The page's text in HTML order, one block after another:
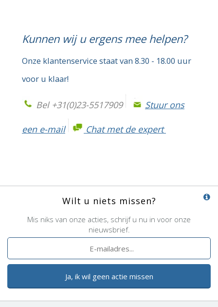
Kunnen wij u ergens mee helpen?
Onze klantenservice staat van 8.30 - 18.00 uur
voor u klaar!
Bel +31(0)23-5517909 Stuur ons
een e-mail Chat met de expert
Wilt u niets missen?
Mis niks van onze acties, schrijf u nu in voor onze
nieuwsbrief.
Ja, ik wil geen actie missen